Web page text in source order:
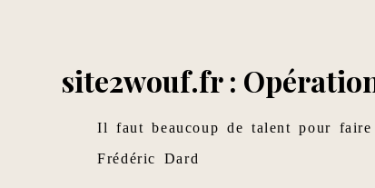
site2wouf.fr :
Il faut beaucoup de talent pour
Frédéric Dard